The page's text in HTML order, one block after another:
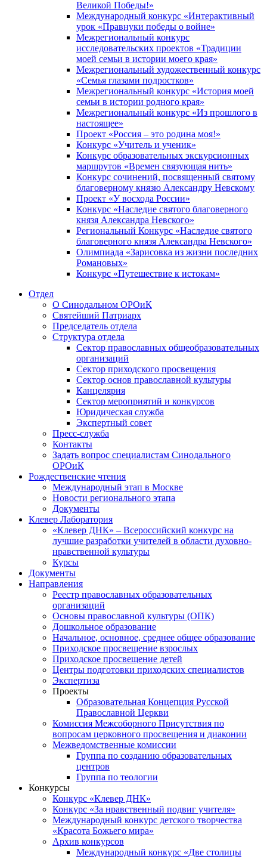
Великой Победы!»
Международный конкурс «Интерактивный
урок «Правнуки победы о войне»
Межрегиональный конкурс
исследовательских проектов «Традиции
моей семьи в истории моего края»
Межрегиональный художественный конкурс
«Семья глазами подростков»
Межрегиональный конкурс «История моей
семьи в истории родного края»
Межрегиональный конкурс «Из прошлого в
настоящее»
Проект «Россия – это родина моя!»
Конкурс «Учитель и ученик»
Конкурс образовательных экскурсионных
маршрутов «Времен связующая нить»
Конкурс сочинений, посвященный святому
благоверному князю Александру Невскому
Проект «У восхода России»
Конкурс «Наследие святого благоверного
князя Александра Невского»
Региональный Конкурс «Наследие святого
благоверного князя Александра Невского»
Олимпиада «Зарисовка из жизни последних
Романовых»
Конкурс «Путешествие к истокам»
Отдел
О Синодальном ОРОиК
Святейший Патриарх
Председатель отдела
Структура отдела
Сектор православных общеобразовательных
организаций
Сектор приходского просвещения
Сектор основ православной культуры
Канцелярия
Сектор мероприятий и конкурсов
Юридическая служба
Экспертный совет
Пресс-служба
Контакты
Задать вопрос специалистам Синодального
ОРОиК
Рождественские чтения
Международный этап в Москве
Новости регионального этапа
Документы
Клевер Лаборатория
«Клевер ДНК» – Всероссийский конкурс на
лучшие разработки учителей в области духовно-
нравственной культуры
Курсы
Документы
Направления
Реестр православных образовательных
организаций
Основы православной культуры (ОПК)
Дошкольное образование
Начальное, основное, среднее общее образование
Приходское просвещение взрослых
Приходское просвещение детей
Центры подготовки приходских специалистов
Экспертиза
Проекты
Образовательная Концепция Русской
Православной Церкви
Комиссия Межсоборного Присутствия по
вопросам церковного просвещения и диаконии
Межведомственные комиссии
Группа по созданию образовательных
центров
Группа по теологии
Конкурсы
Конкурс «Клевер ДНК»
Конкурс «За нравственный подвиг учителя»
Международный конкурс детского творчества
«Красота Божьего мира»
Архив конкурсов
Международный конкурс «Две столицы